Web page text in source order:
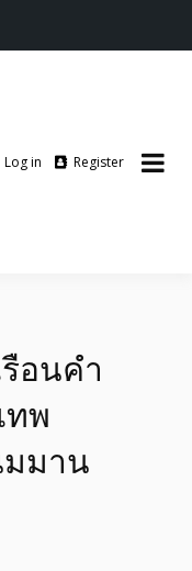
Log in Register
อนคำ
ทพ
มาน